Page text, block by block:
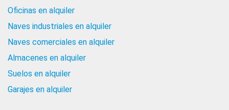
Oficinas en alquiler
Naves industriales en alquiler
Naves comerciales en alquiler
Almacenes en alquiler
Suelos en alquiler
Garajes en alquiler